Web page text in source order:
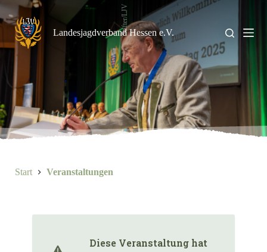
Zum
Inhalt
springen
Landesjagdverband Hessen e.V.
Stifter/LJV
Start Veranstaltungen
Diese Veranstaltung hat